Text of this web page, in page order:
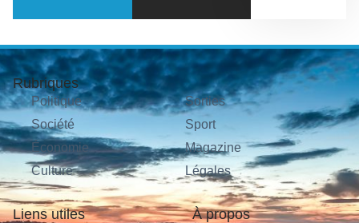
Rubriques
Politique
Société
Économie
Culture
Sorties
Sport
Magazine
Légales
Liens utiles À propos